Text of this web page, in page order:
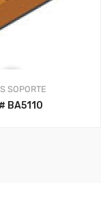
SOPORTE
BA5110